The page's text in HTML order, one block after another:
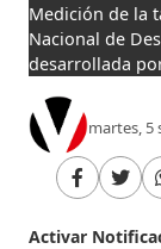
Medición de la
Nacional de
desarrollada
martes, 5
Activar